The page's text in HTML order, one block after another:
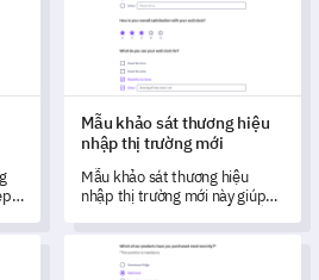
Mẫu khảo sát thương hiệu
nhập thị trường mới
Mẫu khảo sát thương hiệu
nhập thị trường mới này giúp
quan trọng về nhận thức, sở
thích và tương tác của đối
tượng mục tiêu với các thương
Mẫu Phản Hồi Chất Lượng